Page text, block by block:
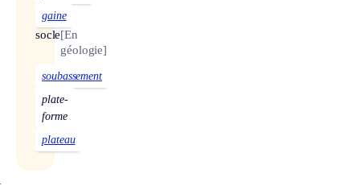
gaine
socle[En
géologie]
soubassement
plate-
forme
plateau